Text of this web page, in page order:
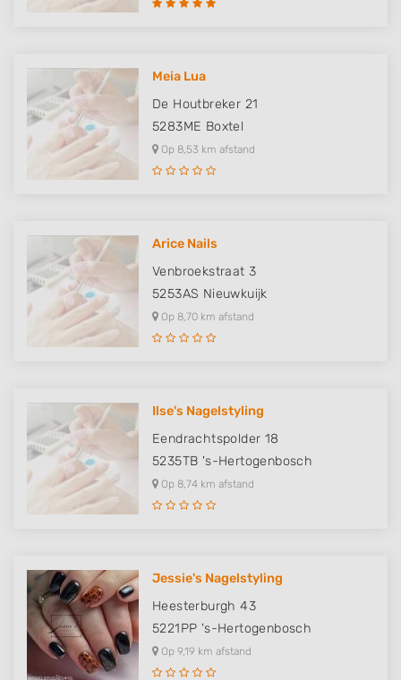
Meia Lua
De Houtbreker 21
5283ME Boxtel
Op 8,53 km afstand
Arice Nails
Venbroekstraat 3
5253AS Nieuwkuijk
Op 8,70 km afstand
Ilse's Nagelstyling
Eendrachtspolder 18
5235TB 's-Hertogenbosch
Op 8,74 km afstand
Jessie's Nagelstyling
Heesterburgh 43
5221PP 's-Hertogenbosch
Op 9,19 km afstand